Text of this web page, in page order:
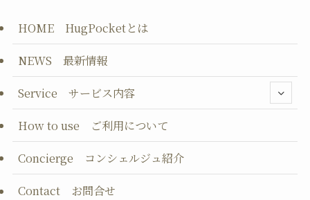
HOME HugPocketとは
NEWS 最新情報
Service サービス内容
How to use ご利用について
Concierge コンシェルジュ紹介
Contact お問合せ